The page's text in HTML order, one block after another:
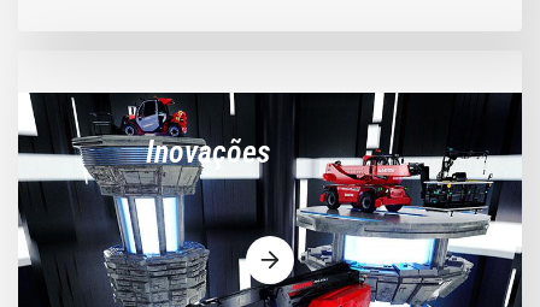
Inovações